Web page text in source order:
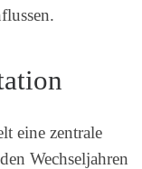
eine zentrale
Wechseljahren